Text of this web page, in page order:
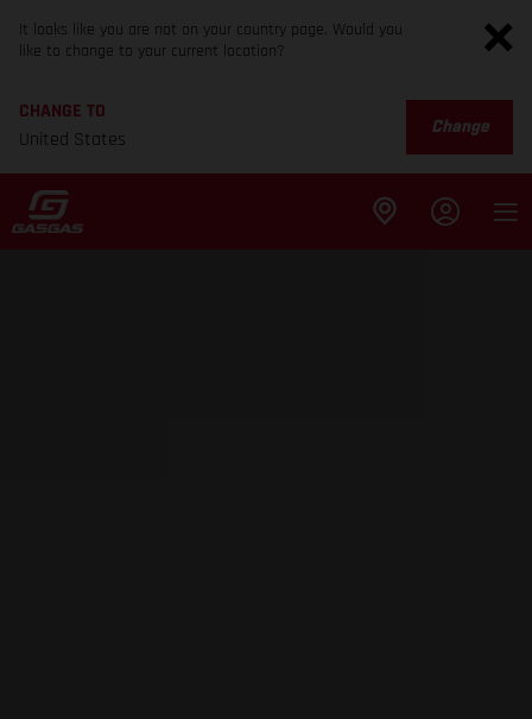
It looks like you are not on your country page. Would you
like to change to your current location?
CHANGE TO
United States
Change